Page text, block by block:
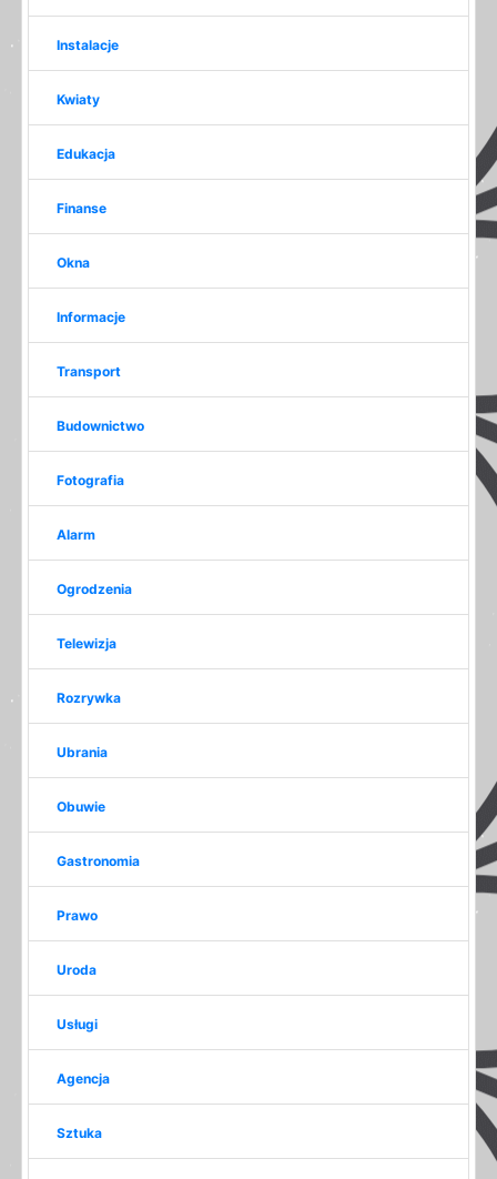
Instalacje
Kwiaty
Edukacja
Finanse
Okna
Informacje
Transport
Budownictwo
Fotografia
Alarm
Ogrodzenia
Telewizja
Rozrywka
Ubrania
Obuwie
Gastronomia
Prawo
Uroda
Usługi
Agencja
Sztuka